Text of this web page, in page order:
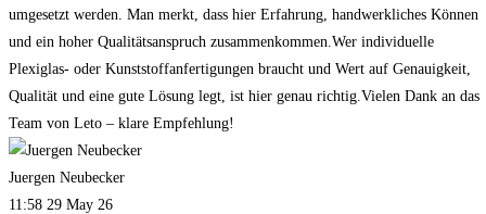
umgesetzt werden. Man merkt, dass hier Erfahrung, handwerkliches Können
und ein hoher Qualitätsanspruch zusammenkommen.Wer individuelle
Plexiglas- oder Kunststoffanfertigungen braucht und Wert auf Genauigkeit,
Qualität und eine gute Lösung legt, ist hier genau richtig.Vielen Dank an das
Team von Leto – klare Empfehlung!
Juergen Neubecker
11:58 29 May 26